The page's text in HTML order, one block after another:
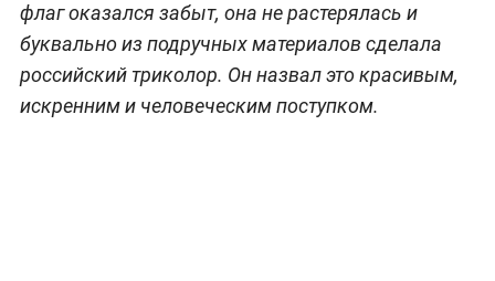
флаг оказался забыт, она не растерялась и
буквально из подручных материалов сделала
российский триколор. Он назвал это красивым,
искренним и человеческим поступком.